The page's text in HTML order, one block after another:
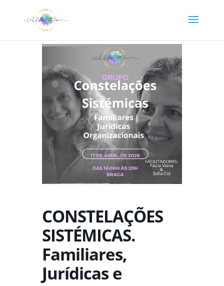
CONSTELAÇÕES
SISTÉMICAS.
Familiares,
Jurídicas e